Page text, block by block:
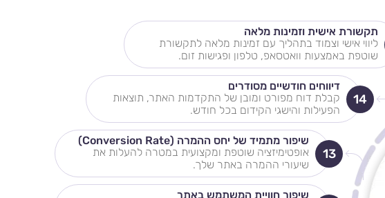
תקשורת אישית וזמינות מלאה
ליווי אישי וצמוד בתהליך עם זמינות מלאה לתקשורת
שוטפת באמצעות וואטסאפ, טלפון ופגישות זום.
14
דיווחים חודשיים מסודרים
קבלת דוח מפורט ומובן של התקדמות האתר, תוצאות
הפעילות והישגי הקידום בכל חודש.
13
שיפור מתמיד של יחס ההמרה (Conversion Rate)
אופטימיזציה שוטפת ומקצועית במטרה להעלות את
שיעורי ההמרה באתר שלך.
שיפור חוויית המשתמש באתר